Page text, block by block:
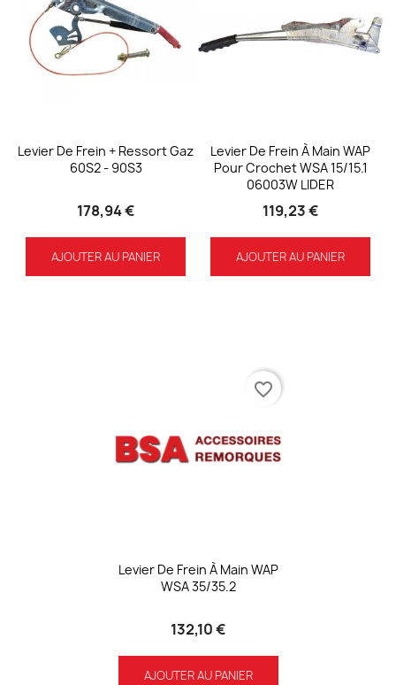
Levier De Frein + Ressort Gaz
60S2 - 90S3
178,94 €
AJOUTER AU PANIER
Levier De Frein À Main WAP
Pour Crochet WSA 15/15.1
06003W LIDER
119,23 €
AJOUTER AU PANIER
Levier De Frein À Main WAP
WSA 35/35.2
132,10 €
AJOUTER AU PANIER
favorite_border